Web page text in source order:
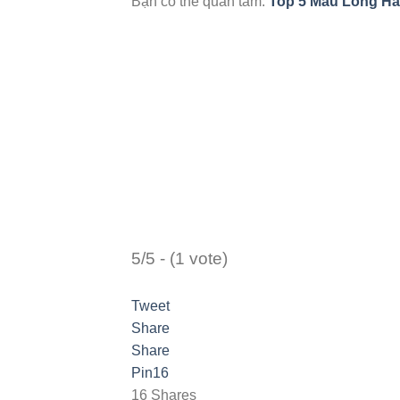
5/5 - (1 vote)
Tweet
Share
Share
Pin16
16 Shares